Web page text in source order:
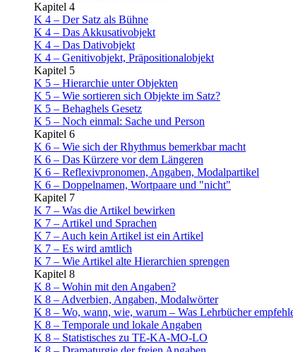
Kapitel 4
K 4 – Der Satz als Bühne
K 4 – Das Akkusativobjekt
K 4 – Das Dativobjekt
K 4 – Genitivobjekt, Präpositionalobjekt
Kapitel 5
K 5 – Hierarchie unter Objekten
K 5 – Wie sortieren sich Objekte im Satz?
K 5 – Behaghels Gesetz
K 5 – Noch einmal: Sache und Person
Kapitel 6
K 6 – Wie sich der Rhythmus bemerkbar macht
K 6 – Das Kürzere vor dem Längeren
K 6 – Reflexivpronomen, Angaben, Modalpartikel
K 6 – Doppelnamen, Wortpaare und "nicht"
Kapitel 7
K 7 – Was die Artikel bewirken
K 7 – Artikel und Sprachen
K 7 – Auch kein Artikel ist ein Artikel
K 7 – Es wird amtlich
K 7 – Wie Artikel alte Hierarchien sprengen
Kapitel 8
K 8 – Wohin mit den Angaben?
K 8 – Adverbien, Angaben, Modalwörter
K 8 – Wo, wann, wie, warum – Was Lehrbücher
K 8 – Temporale und lokale Angaben
K 8 – Statistisches zu TE-KA-MO-LO